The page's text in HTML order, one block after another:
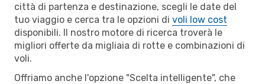
città di partenza e destinazione, scegli le date del
tuo viaggio e cerca tra le opzioni di voli low cost
disponibili. Il nostro motore di ricerca troverà le
migliori offerte da migliaia di rotte e combinazioni di
voli.
Offriamo anche l'opzione "Scelta intelligente", che